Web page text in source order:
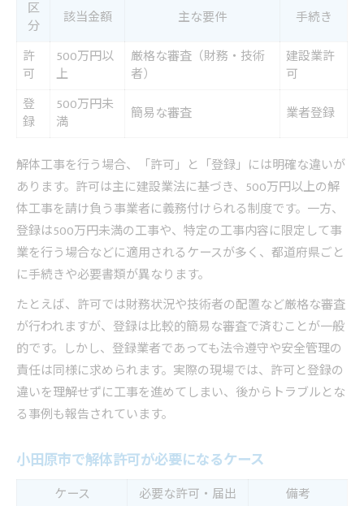
小田原市で解体工事を進める際の注意点一覧
トラブルを防ぐための解体工事の心得
近隣配慮と安全対策を徹底する方法
助成金活用時にありがちな失敗事例
区
分
該当金額 主な要件
手続き
許
可
500万円以
上
厳格な審査（財務・技術
者）
建設業許
可
登
録
500万円未
満
簡易な審査 業者登録
解体工事を行う場合、「許可」と「登録」には明確な違いが
あります。許可は主に建設業法に基づき、500万円以上の解
体工事を請け負う事業者に義務付けられる制度です。一方、
登録は500万円未満の工事や、特定の工事内容に限定して事
業を行う場合などに適用されるケースが多く、都道府県ごと
に手続きや必要書類が異なります。
たとえば、許可では財務状況や技術者の配置など厳格な審査
が行われますが、登録は比較的簡易な審査で済むことが一般
的です。しかし、登録業者であっても法令遵守や安全管理の
責任は同様に求められます。実際の現場では、許可と登録の
違いを理解せずに工事を進めてしまい、後からトラブルとな
る事例も報告されています。
小田原市で解体許可が必要になるケース
ケース 必要な許可・届出
備考